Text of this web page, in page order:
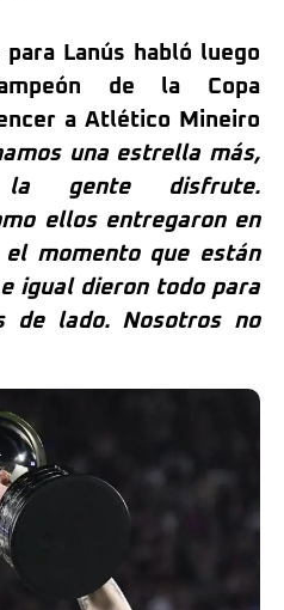
Lanús habló luego
de la Copa
a Atlético Mineiro
una estrella más,
la gente disfrute.
ellos entregaron en
momento que están
igual dieron todo para
de lado. Nosotros no